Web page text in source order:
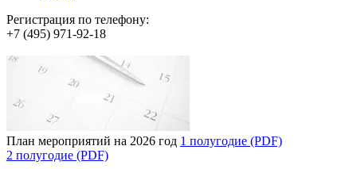
Регистрация по телефону:
+7 (495) 971-92-18
План мероприятий на 2026 год 1 полугодие (PDF)
2 полугодие (PDF)